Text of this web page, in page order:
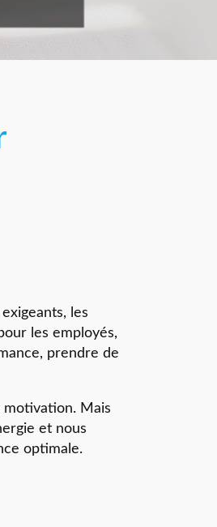
les
les employés,
prendre de
motivation. Mais
et nous
optimale.